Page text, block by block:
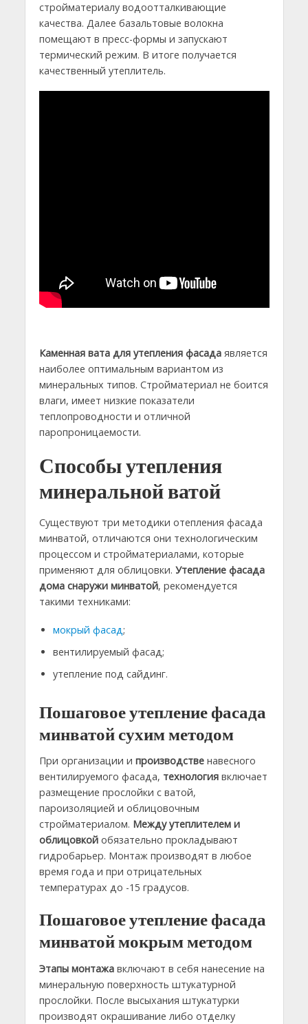
стройматериалу водоотталкивающие
качества. Далее базальтовые волокна
помещают в пресс-формы и запускают
термический режим. В итоге получается
качественный утеплитель.
Каменная вата для утепления фасадаявляется
наиболее оптимальным вариантом из
минеральных типов. Стройматериал не боится
влаги, имеет низкие показатели
теплопроводности и отличной
паропроницаемости.
Способы утепления
минеральной ватой
Существуют три методики отепления фасада
минватой, отличаются они технологическим
процессом и стройматериалами, которые
применяют для облицовки. Утепление фасада
дома снаружи минватой, рекомендуется
такими техниками:
мокрый фасад;
вентилируемый фасад;
утепление под сайдинг.
Пошаговое утепление фасада
минватой сухим методом
При организации и производственавесного
вентилируемого фасада, технологиявключает
размещение прослойки с ватой,
пароизоляцией и облицовочным
стройматериалом. Между утеплителем и
облицовкой обязательно прокладывают
гидробарьер. Монтаж производят в любое
время года и при отрицательных
температурах до -15 градусов.
Пошаговое утепление фасада
минватой мокрым методом
Этапы монтажавключают в себя нанесение на
минеральную поверхность штукатурной
прослойки. После высыхания штукатурки
производят окрашивание либо отделку